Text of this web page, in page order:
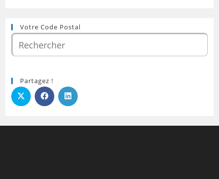
Votre Code Postal
Partagez !